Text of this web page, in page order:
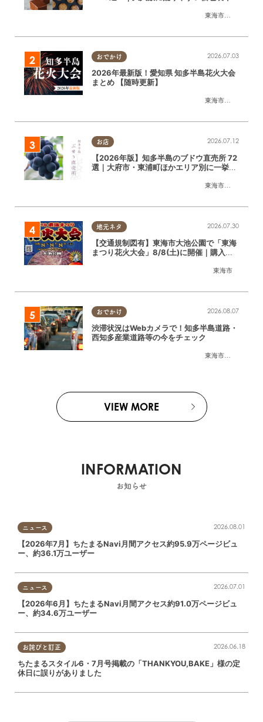
東海市
,大府市
おでかけ
東海市
,大府市
2026.07.03
2026年最新版！愛知県 知多半島花火大会
まとめ 【随時更新】
お店
東海市
,大府市
2026.07.12
【2026年版】知多半島のブドウ直売所 72
選｜大府市・東浦町ほかエリア別に一挙紹
地元ネタ
東海市
2026.07.30
【交通規制図有】東海市大池公園で「東海
まつり花火大会」8/8(土)に開催｜購入方
おでかけ
東海市
,大府市
2026.08.07
渋滞状況はWebカメラで！知多半島道路・
西知多産業道路等の今をチェック
VIEW MORE
INFORMATION
お知らせ
ニュース 2026.08.01
【2026年7月】ちたまるNavi月間アクセス約95.9万ページビュ
ー、約36.1万ユーザー
ニュース 2026.07.01
【2026年6月】ちたまるNavi月間アクセス約91.0万ページビュ
ー、約34.6万ユーザー
お詫びと訂正 2026.06.18
ちたまるスタイル6・7月号掲載の「THANKYOU,BAKE」様の定
休日に誤りがありました